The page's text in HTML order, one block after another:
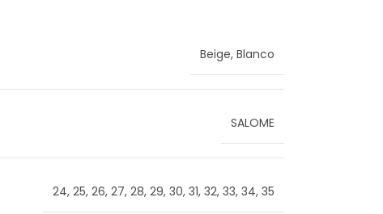
Beige, Blanco
SALOME
24, 25, 26, 27, 28, 29, 30, 31, 32, 33, 34, 35